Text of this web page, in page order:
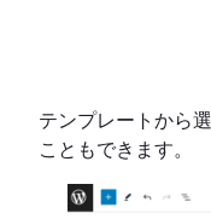
テンプレートから
こともできます。